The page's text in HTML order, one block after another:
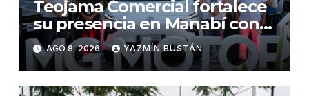
Teojama Comercial fortalece
su presencia en Manabí con
una apuesta por la movilidad
híbrida y eléctrica durante
ExpoAuto del Pacífico 2026
AGO 8, 2026 YAZMÍN BUSTÁN